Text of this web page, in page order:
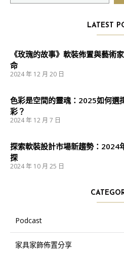
LATEST
《玫瑰的故事》軟裝佈置與藝術
命
2024 年 12 月 20 日
色彩是空間的靈魂：2025如何選
彩？
2024 年 12 月 7 日
探索軟裝設計市場新趨勢：2024
探
2024 年 10 月 25 日
Podcast
家具家飾佈置分享